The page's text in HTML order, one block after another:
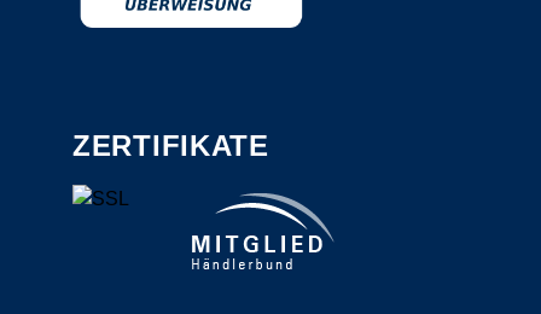
ZERTIFIKATE